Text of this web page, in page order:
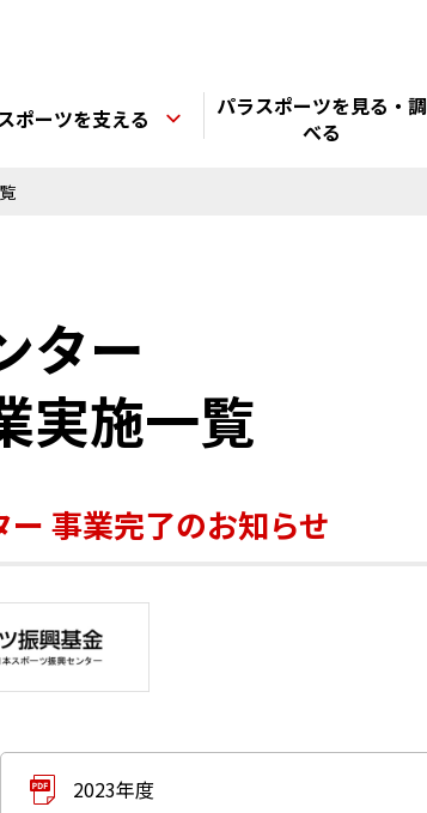
ポーツを支える
パラスポーツを見る・調
べる
ター
実施一覧
事業完了のお知らせ
2023年度